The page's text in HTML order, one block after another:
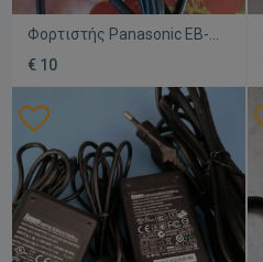
Φορτιστής Panasonic EB-
κατάσταση
€ 10